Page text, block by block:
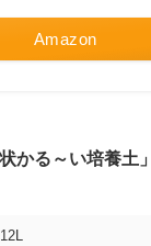
Amazon
かる～い培養土」